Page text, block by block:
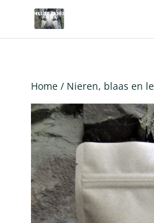
Home/ Nieren, blaas en